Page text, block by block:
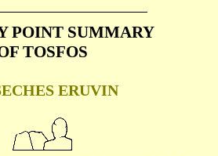
POINT SUMMARY
TOSFOS
ERUVIN